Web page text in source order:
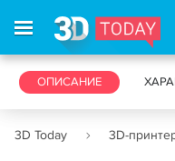
3D-ПРИНТЕРЫ
ОПИСАНИЕ
3D Today 3D-